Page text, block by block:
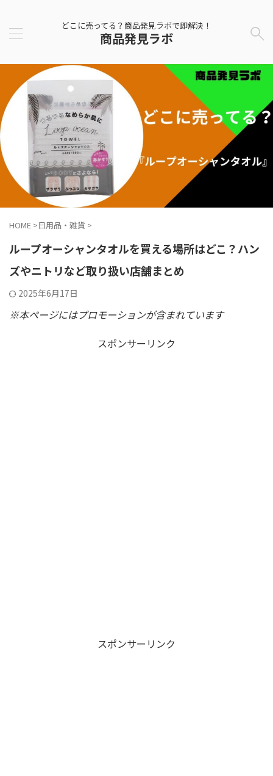
どこに売ってる？商品発見ラボで即解決！
商品発見ラボ
HOME >日用品・雑貨 >
ループオーシャンタオルを買える場所はどこ？ハン
ズやニトリなど取り扱い店舗まとめ
2025年6月17日
※本ページにはプロモーションが含まれています
スポンサーリンク
スポンサーリンク